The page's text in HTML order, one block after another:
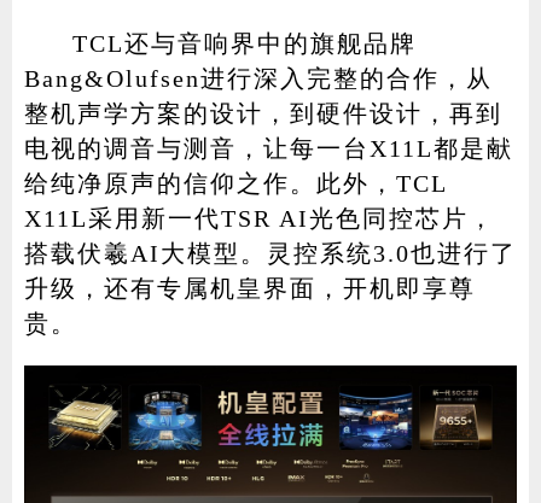
TCL还与音响界中的旗舰品牌
Bang&Olufsen进行深入完整的合作，从
整机声学方案的设计，到硬件设计，再到
电视的调音与测音，让每一台X11L都是献
给纯净原声的信仰之作。此外，TCL
X11L采用新一代TSR AI光色同控芯片，
搭载伏羲AI大模型。灵控系统3.0也进行了
升级，还有专属机皇界面，开机即享尊
贵。